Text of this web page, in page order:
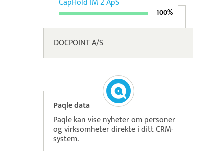
100%
DOCPOINT A/S
Paqle data
Paqle kan vise nyheter om personer
og virksomheter direkte i ditt CRM-
system.